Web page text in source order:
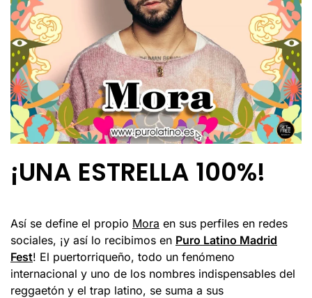
¡UNA ESTRELLA 100%!
Así se define el propio Mora en sus perfiles en redes
sociales, ¡y así lo recibimos en Puro Latino Madrid
Fest! El puertorriqueño, todo un fenómeno
internacional y uno de los nombres indispensables del
reggaetón y el trap latino, se suma a sus